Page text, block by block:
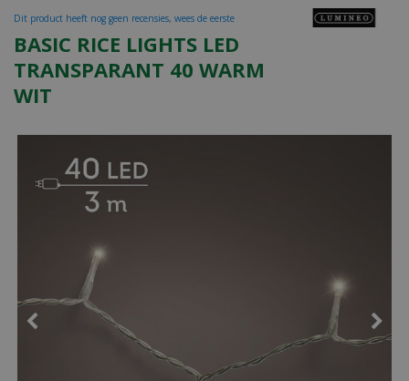
BASIC RICE LIGHTS LED
TRANSPARANT 40 WARM
WIT
Dit product heeft nog geen recensies, wees de eerste